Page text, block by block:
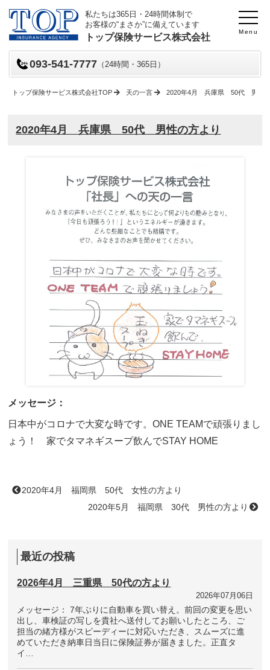
Menu
私たちは365日・24時間体制で
お客様の“まさか”に備えています
トップ保険サービス株式会社
093-541-7777 （24時間・365日）
トップ保険サービス株式会社TOP 天の一言 2020年4月 兵庫県 50代 男性
2020年4月 兵庫県 50代 男性の方より
メッセージ：
日本中がコロナで大変な時です。ONE TEAMで頑張りまし
ょう！ 家でタマネギスープ飲んでSTAY HOME
2020年4月 福岡県 50代 女性の方より
2020年5月 福岡県 30代 男性の方より
最近の投稿
2026年4月 三重県 50代の方より
2026年07月06日
メッセージ： 7年ぶりに自動車を買い替え。前回の変更を思い
出し、車検証の写しを貴社へ送付してお願いしたところ、ご
担当の緒方様がスピーディーに対応いただき、スムーズに進
めていただき納車日当日に保険証券が届きました。正直タ
イ…